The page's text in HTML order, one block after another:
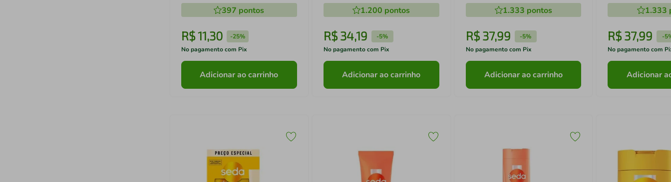
397 pontos
R$11,30 -25%
No pagamento com Pix
Adicionar ao carrinho
1.200 pontos
R$ 34,19 -5%
No pagamento com Pix
Adicionar ao carrinho
1.333 pontos
R$ 37,99 -5%
No pagamento com Pix
Adicionar ao carrinho
1.333
R$37,99 -
No pagamento com
Adicionar